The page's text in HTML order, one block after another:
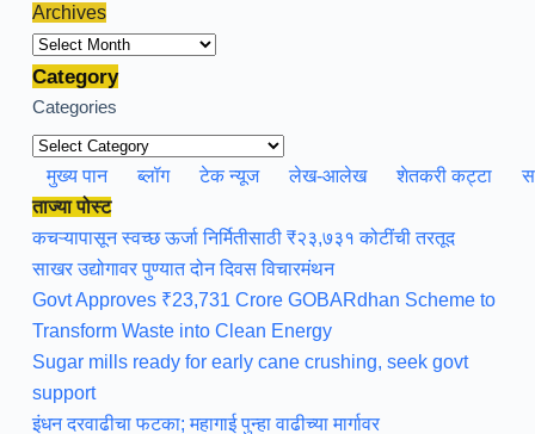
Archives
Archives
Category
Categories
मुख्य पान ब्लॉग टेक न्यूज लेख-आलेख शेतकरी कट्टा
ताज्या पोस्ट
कचऱ्यापासून स्वच्छ ऊर्जा निर्मितीसाठी ₹२३,७३१ कोटींची तरतूद
साखर उद्योगावर पुण्यात दोन दिवस विचारमंथन
Govt Approves ₹23,731 Crore GOBARdhan Scheme to
Transform Waste into Clean Energy
Sugar mills ready for early cane crushing, seek govt
support
इंधन दरवाढीचा फटका; महागाई पुन्हा वाढीच्या मार्गावर